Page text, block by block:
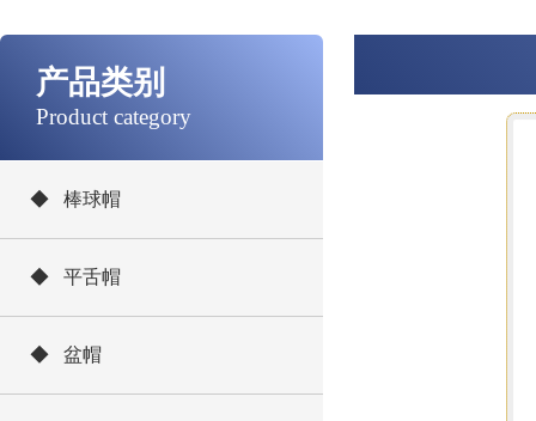
产品类别
Product category
◆ 棒球帽
◆ 平舌帽
◆ 盆帽